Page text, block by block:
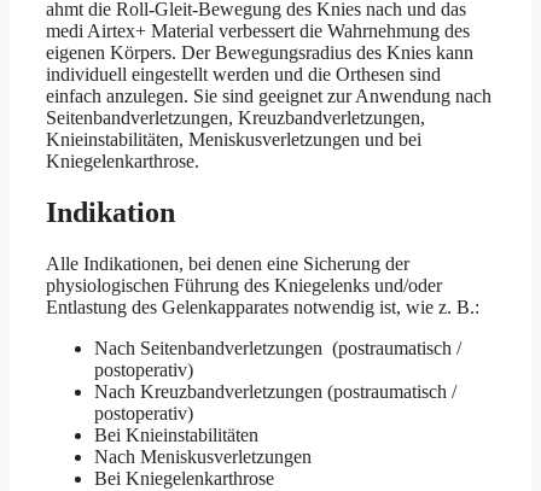
ahmt die Roll-Gleit-Bewegung des Knies nach und das
medi Airtex+ Material verbessert die Wahrnehmung des
eigenen Körpers. Der Bewegungsradius des Knies kann
individuell eingestellt werden und die Orthesen sind
einfach anzulegen. Sie sind geeignet zur Anwendung nach
Seitenbandverletzungen, Kreuzbandverletzungen,
Knieinstabilitäten, Meniskusverletzungen und bei
Kniegelenkarthrose.
Indikation
Alle Indikationen, bei denen eine Sicherung der
physiologischen Führung des Kniegelenks und/oder
Entlastung des Gelenkapparates notwendig ist, wie z. B.:
Nach Seitenbandverletzungen (postraumatisch /
postoperativ)
Nach Kreuzbandverletzungen (postraumatisch /
postoperativ)
Bei Knieinstabilitäten
Nach Meniskusverletzungen
Bei Kniegelenkarthrose